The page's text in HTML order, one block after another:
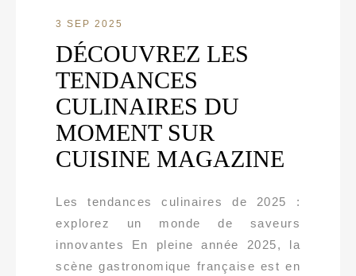
3 SEP 2025
DÉCOUVREZ LES
TENDANCES
CULINAIRES DU
MOMENT SUR
CUISINE MAGAZINE
Les tendances culinaires de 2025 :
explorez un monde de saveurs
innovantes En pleine année 2025, la
scène gastronomique française est en